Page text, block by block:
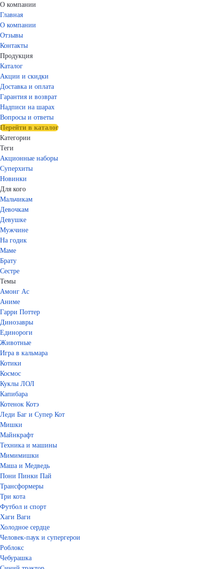
О компании
Главная
О компании
Отзывы
Контакты
Продукция
Каталог
Акции и скидки
Доставка и оплата
Гарантия и возврат
Надписи на шарах
Вопросы и ответы
Перейти в каталог
Категории
Теги
Акционные наборы
Суперхиты
Новинки
Для кого
Мальчикам
Девочкам
Девушке
Мужчине
На годик
Маме
Брату
Сестре
Темы
Амонг Ас
Аниме
Гарри Поттер
Динозавры
Единороги
Животные
Игра в кальмара
Котики
Космос
Куклы ЛОЛ
Капибара
Котенок Котэ
Леди Баг и Супер Кот
Мишки
Майнкрафт
Техника и машины
Мимимишки
Маша и Медведь
Пони Пинки Пай
Трансформеры
Три кота
Футбол и спорт
Хаги Ваги
Холодное сердце
Человек-паук и супергерои
Роблокс
Чебурашка